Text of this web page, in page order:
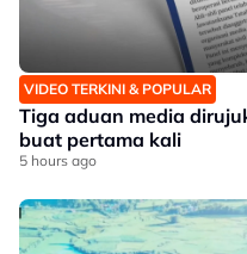
VIDEO TERKINI & POPULAR
Tiga aduan media
buat pertama kali
5 hours ago